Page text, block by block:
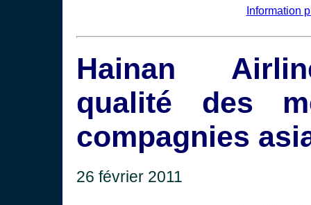
Information
Hainan
qualité des
compagnies
26 février 2011